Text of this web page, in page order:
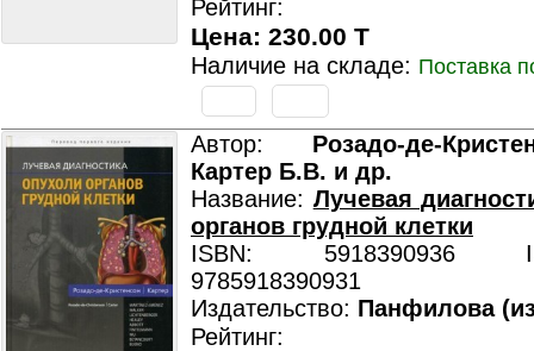
Рейтинг:
Цена: 230.00 T
Наличие на складе: Поставка
Автор: Розадо-де-
Картер Б.В. и др.
Название: Лучевая
органов грудной клетки
ISBN: 5918390936
9785918390931
Издательство: Панфилова
Рейтинг: